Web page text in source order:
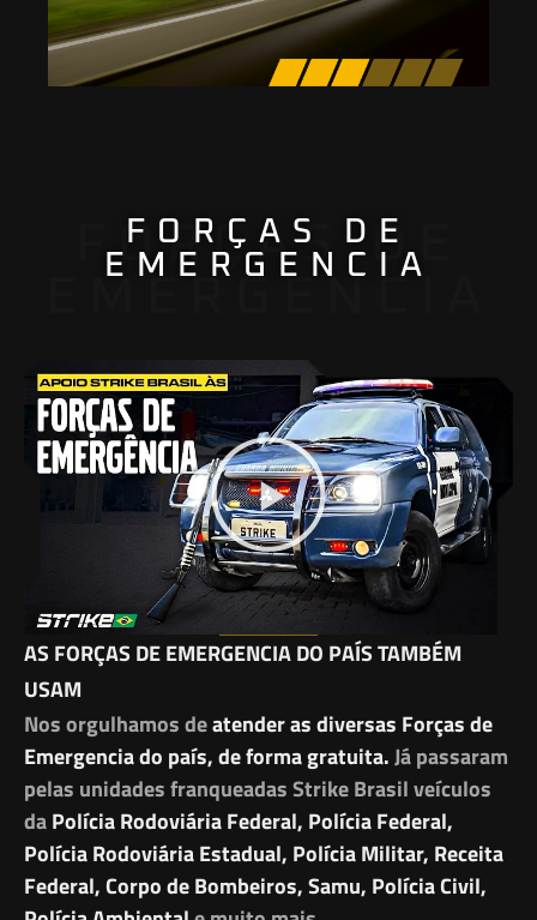
FORÇAS DE
FORÇAS DE
EMERGENCIA
AS FORÇAS DE EMERGENCIA DO PAÍS TAMBÉM
USAM
Nos orgulhamos deatender as diversas Forças de
Emergencia do país, de forma gratuita.Já passaram
pelas unidades franqueadas Strike Brasil veículos
daPolícia Rodoviária Federal, Polícia Federal,
Polícia Rodoviária Estadual, Polícia Militar, Receita
Federal, Corpo de Bombeiros, Samu, Polícia Civil,